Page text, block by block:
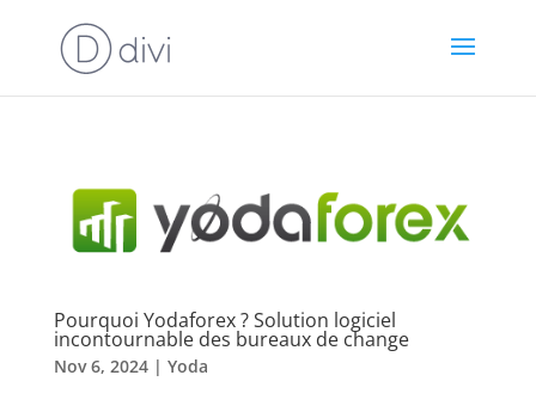
Pourquoi Yodaforex ? Solution logiciel
incontournable des bureaux de change
Nov 6, 2024| Yoda